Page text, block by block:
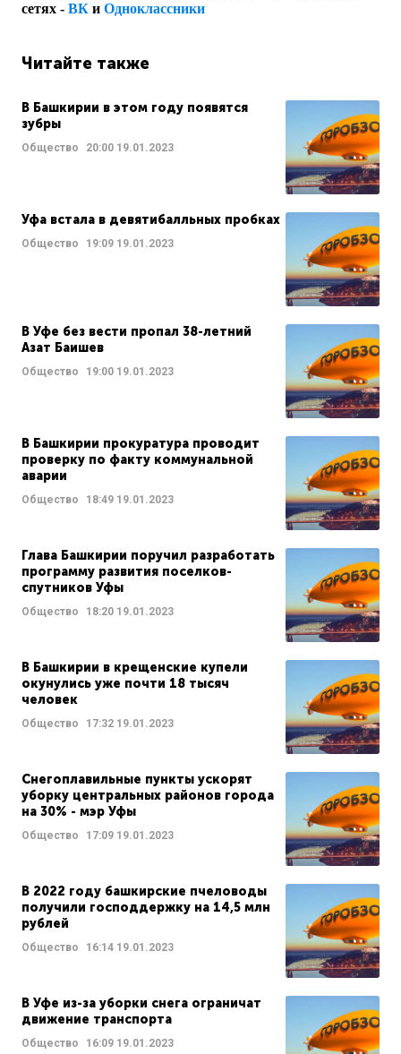
сетях - ВК и Одноклассники
Читайте также
В Башкирии в этом году появятся
зубры
Общество 20:00 19.01.2023
Уфа встала в девятибалльных пробках
Общество 19:09 19.01.2023
В Уфе без вести пропал 38-летний
Азат Баишев
Общество 19:00 19.01.2023
В Башкирии прокуратура проводит
проверку по факту коммунальной
аварии
Общество 18:49 19.01.2023
Глава Башкирии поручил разработать
программу развития поселков-
спутников Уфы
Общество 18:20 19.01.2023
В Башкирии в крещенские купели
окунулись уже почти 18 тысяч
человек
Общество 17:32 19.01.2023
Снегоплавильные пункты ускорят
уборку центральных районов города
на 30% - мэр Уфы
Общество 17:09 19.01.2023
В 2022 году башкирские пчеловоды
получили господдержку на 14,5 млн
рублей
Общество 16:14 19.01.2023
В Уфе из-за уборки снега ограничат
движение транспорта
Общество 16:09 19.01.2023